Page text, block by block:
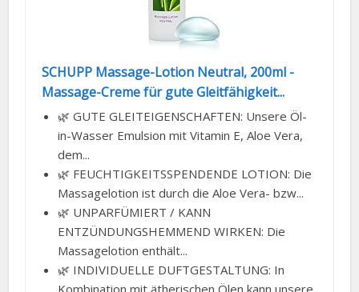
SCHUPP Massage-Lotion Neutral, 200ml -
Massage-Creme für gute Gleitfähigkeit...
🌿 GUTE GLEITEIGENSCHAFTEN: Unsere Öl-
in-Wasser Emulsion mit Vitamin E, Aloe Vera,
dem...
🌿 FEUCHTIGKEITSSPENDENDE LOTION: Die
Massagelotion ist durch die Aloe Vera- bzw...
🌿 UNPARFÜMIERT / KANN
ENTZÜNDUNGSHEMMEND WIRKEN: Die
Massagelotion enthält...
🌿 INDIVIDUELLE DUFTGESTALTUNG: In